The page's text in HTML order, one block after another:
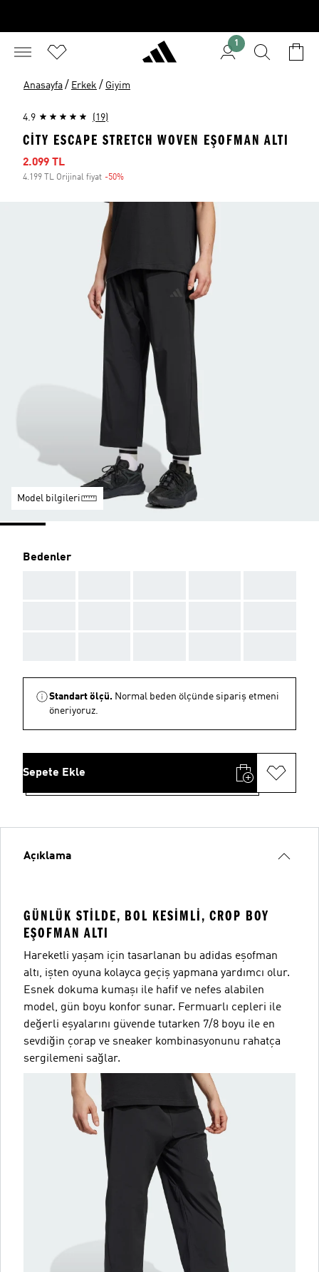
1
Anasayfa / Erkek / Giyim
4.9 (19)
CITY ESCAPE STRETCH WOVEN EŞOFMAN ALTI
İndirimli fiyat
2.099 TL
4.199 TL Orijinal fiyat -50%
Model bilgileri
Bedenler
Standart ölçü. Normal beden ölçünde sipariş etmeni
öneriyoruz.
Sepete Ekle
Açıklama
GÜNLÜK STILDE, BOL KESIMLI, CROP BOY
EŞOFMAN ALTI
Hareketli yaşam için tasarlanan bu adidas eşofman
altı, işten oyuna kolayca geçiş yapmana yardımcı olur.
Esnek dokuma kumaşı ile hafif ve nefes alabilen
model, gün boyu konfor sunar. Fermuarlı cepleri ile
değerli eşyalarını güvende tutarken 7/8 boyu ile en
sevdiğin çorap ve sneaker kombinasyonunu rahatça
sergilemeni sağlar.